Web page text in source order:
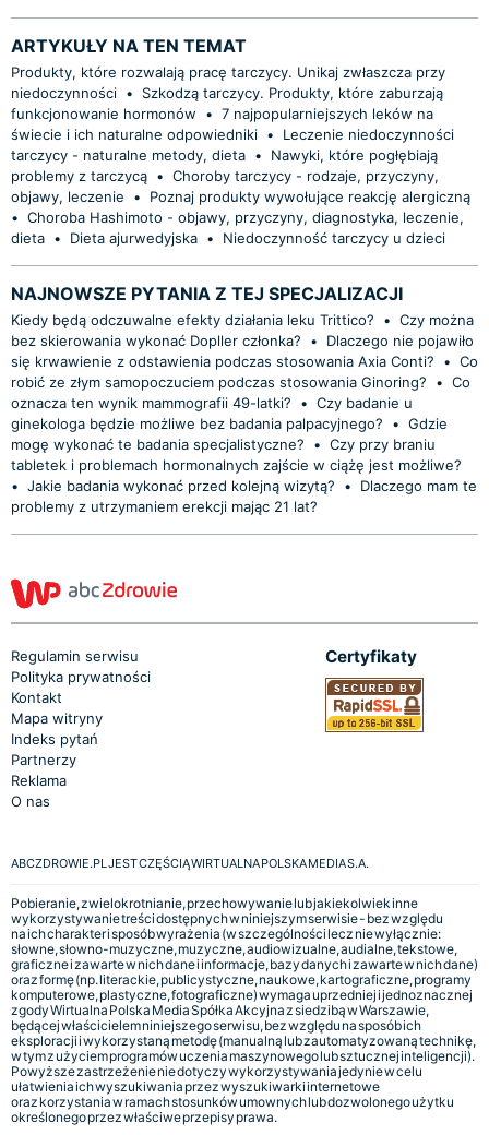
ARTYKUŁY NA TEN TEMAT
Produkty, które rozwalają pracę tarczycy. Unikaj zwłaszcza przy
niedoczynności •
Szkodzą tarczycy. Produkty, które zaburzają
funkcjonowanie hormonów
• 7 najpopularniejszych leków na
świecie i ich naturalne odpowiedniki •
Leczenie niedoczynności
tarczycy - naturalne metody, dieta •
Nawyki, które pogłębiają
problemy z tarczycą • Choroby tarczycy - rodzaje, przyczyny,
objawy, leczenie
•
Poznaj produkty wywołujące reakcję alergiczną
• Choroba Hashimoto - objawy, przyczyny, diagnostyka, leczenie,
dieta • Dieta ajurwedyjska • Niedoczynność tarczycy u dzieci
NAJNOWSZE PYTANIA Z TEJ SPECJALIZACJI
Kiedy będą odczuwalne efekty działania leku Trittico? • Czy można
bez skierowania wykonać Dopller członka?
•
Dlaczego nie pojawiło
się krwawienie z odstawienia podczas stosowania Axia Conti?
• Co
robić ze złym samopoczuciem podczas stosowania Ginoring?
• Co
oznacza ten wynik mammografii 49-latki?
• Czy badanie u
ginekologa będzie możliwe bez badania palpacyjnego?
• Gdzie
mogę wykonać te badania specjalistyczne?
• Czy przy braniu
tabletek i problemach hormonalnych zajście w ciążę jest możliwe?
• Jakie badania wykonać przed kolejną wizytą? •
Dlaczego mam te
problemy z utrzymaniem erekcji mając 21 lat?
Regulamin serwisu
Polityka prywatności
Kontakt
Mapa witryny
Indeks pytań
Partnerzy
Reklama
O nas
Certyfikaty
ABCZDROWIE.PL JEST CZĘŚCIĄ WIRTUALNA POLSKA MEDIA S.A.
Pobieranie, zwielokrotnianie, przechowywanie lub jakiekolwiek inne
wykorzystywanie treści dostępnych w niniejszym serwisie - bez względu
na ich charakter i sposób wyrażenia (w szczególności lecz nie wyłącznie:
słowne, słowno-muzyczne, muzyczne, audiowizualne, audialne, tekstowe,
graficzne i zawarte w nich dane i informacje, bazy danych i zawarte w nich dane)
oraz formę (np. literackie, publicystyczne, naukowe, kartograficzne, programy
komputerowe, plastyczne, fotograficzne) wymaga uprzedniej i jednoznacznej
zgody Wirtualna Polska Media Spółka Akcyjna z siedzibą w Warszawie,
będącej właścicielem niniejszego serwisu, bez względu na sposób ich
eksploracji i wykorzystaną metodę (manualną lub zautomatyzowaną technikę,
w tym z użyciem programów uczenia maszynowego lub sztucznej inteligencji).
Powyższe zastrzeżenie nie dotyczy wykorzystywania jedynie w celu
ułatwienia ich wyszukiwania przez wyszukiwarki internetowe
oraz korzystania w ramach stosunków umownych lub dozwolonego użytku
określonego przez właściwe przepisy prawa.